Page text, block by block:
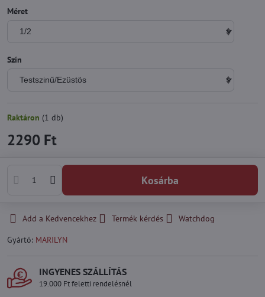
Méret
Szín
Raktáron (1 db)
2290 Ft
Kosárba
Add a Kedvencekhez Termék kérdés
Watchdog
Gyártó: MARILYN
INGYENES SZÁLLÍTÁS
19.000 Ft feletti rendelésnél